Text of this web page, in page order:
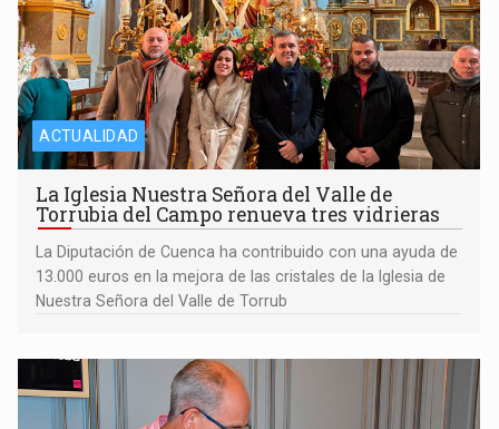
ACTUALIDAD
La Iglesia Nuestra Señora del Valle de
Torrubia del Campo renueva tres vidrieras
La Diputación de Cuenca ha contribuido con una ayuda de
13.000 euros en la mejora de las cristales de la Iglesia de
Nuestra Señora del Valle de Torrub